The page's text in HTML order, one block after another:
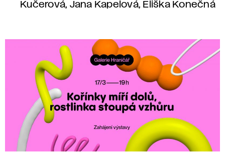
Kučerová, Jana Kapelová, Eliška Konečná